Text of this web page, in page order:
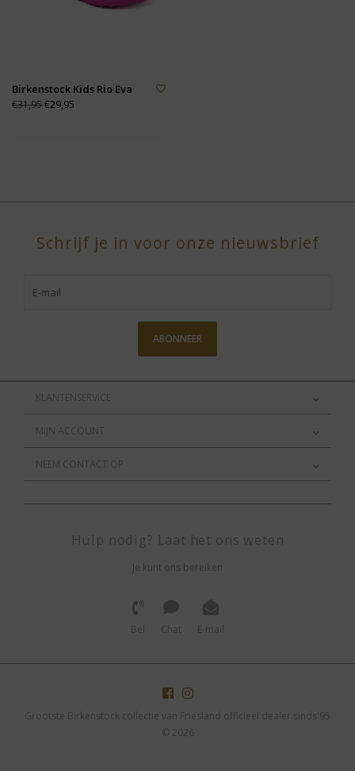
Birkenstock Kids Rio Eva
€31,95€29,95
Schrijf je in voor onze nieuwsbrief
ABONNEER
KLANTENSERVICE
MIJN ACCOUNT
NEEM CONTACT OP
Hulp nodig? Laat het ons weten
Je kunt ons bereiken
Bel Chat E-mail
Grootste Birkenstock collectie van Friesland officieel dealer sinds'95
© 2026